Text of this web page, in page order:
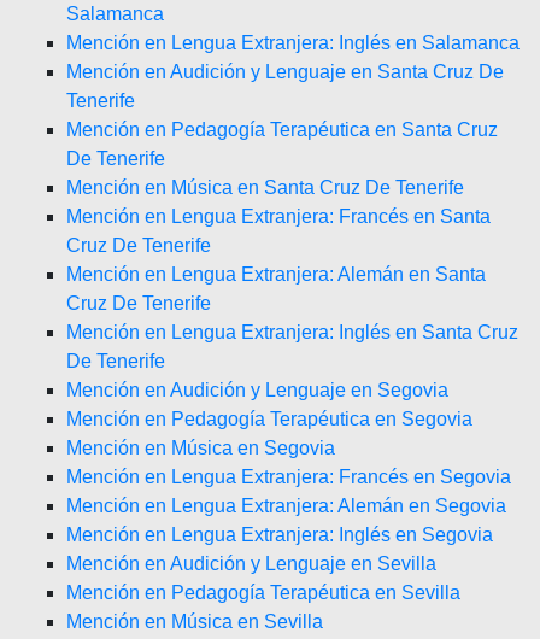
Salamanca
Mención en Lengua Extranjera: Inglés en Salamanca
Mención en Audición y Lenguaje en Santa Cruz De
Tenerife
Mención en Pedagogía Terapéutica en Santa Cruz
De Tenerife
Mención en Música en Santa Cruz De Tenerife
Mención en Lengua Extranjera: Francés en Santa
Cruz De Tenerife
Mención en Lengua Extranjera: Alemán en Santa
Cruz De Tenerife
Mención en Lengua Extranjera: Inglés en Santa Cruz
De Tenerife
Mención en Audición y Lenguaje en Segovia
Mención en Pedagogía Terapéutica en Segovia
Mención en Música en Segovia
Mención en Lengua Extranjera: Francés en Segovia
Mención en Lengua Extranjera: Alemán en Segovia
Mención en Lengua Extranjera: Inglés en Segovia
Mención en Audición y Lenguaje en Sevilla
Mención en Pedagogía Terapéutica en Sevilla
Mención en Música en Sevilla